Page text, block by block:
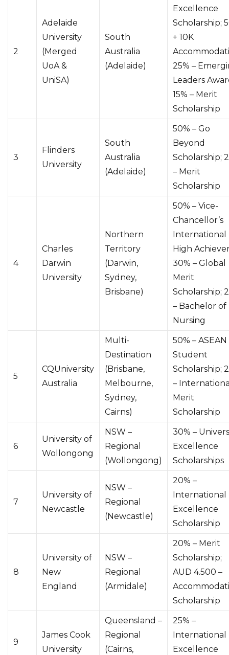
2
Adelaide
University
(Merged
UoA &
UniSA)
South
Australia
(Adelaide)
Excellence
Scholarship;
+ 10K
25% –
Leaders
15% – Merit
Scholarship
3
Flinders
University
South
Australia
(Adelaide)
50% – Go
Beyond
Scholarship;
– Merit
Scholarship
4
Charles
Darwin
University
Northern
Territory
(Darwin,
Sydney,
Brisbane)
50% – Vice-
Chancellor’s
International
High
30% – Global
Merit
Scholarship;
– Bachelor of
Nursing
5
CQUniversity
Australia
Multi-
Destination
(Brisbane,
Melbourne,
Sydney,
Cairns)
50% – ASEAN
Student
Scholarship;
–
Merit
Scholarship
6
University of
Wollongong
NSW –
Regional
(Wollongong)
30% –
Excellence
Scholarships
7
University of
Newcastle
NSW –
Regional
(Newcastle)
20% –
International
Excellence
Scholarship
8
University of
New
England
NSW –
Regional
(Armidale)
20% – Merit
Scholarship;
AUD 4.500 –
Scholarship
9
James Cook
University
Queensland –
Regional
(Cairns,
25% –
International
Excellence